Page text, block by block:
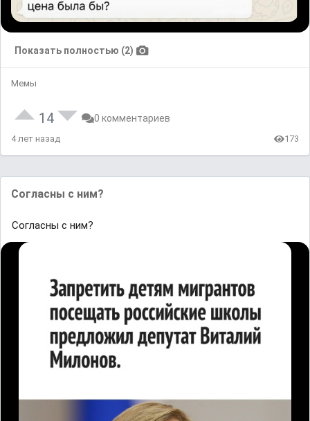
Показать полностью (2)
Мемы
14 0 комментариев
4 лет назад 173
Согласны с ним?
Согласны с ним?